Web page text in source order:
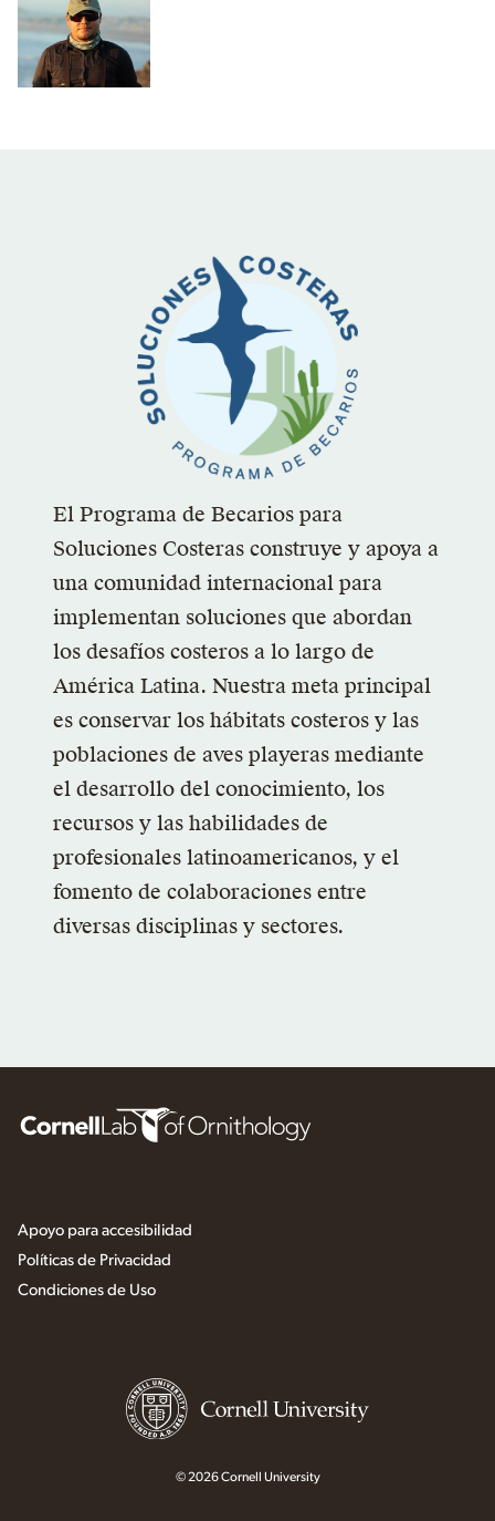
El Programa de Becarios para
Soluciones Costeras construye y apoya a
una comunidad internacional para
implementan soluciones que abordan
los desafíos costeros a lo largo de
América Latina. Nuestra meta principal
es conservar los hábitats costeros y las
poblaciones de aves playeras mediante
el desarrollo del conocimiento, los
recursos y las habilidades de
profesionales latinoamericanos, y el
fomento de colaboraciones entre
diversas disciplinas y sectores.
Apoyo para accesibilidad
Políticas de Privacidad
Condiciones de Uso
© 2026 Cornell University